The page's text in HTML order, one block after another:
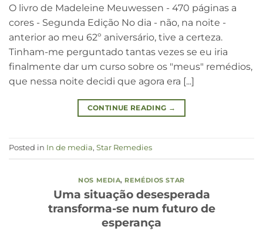
O livro de Madeleine Meuwessen - 470 páginas a
cores - Segunda Edição No dia - não, na noite -
anterior ao meu 62º aniversário, tive a certeza.
Tinham-me perguntado tantas vezes se eu iria
finalmente dar um curso sobre os "meus" remédios,
que nessa noite decidi que agora era [...]
CONTINUE READING →
Posted in In de media, Star Remedies
NOS MEDIA, REMÉDIOS STAR
Uma situação desesperada
transforma-se num futuro de
esperança